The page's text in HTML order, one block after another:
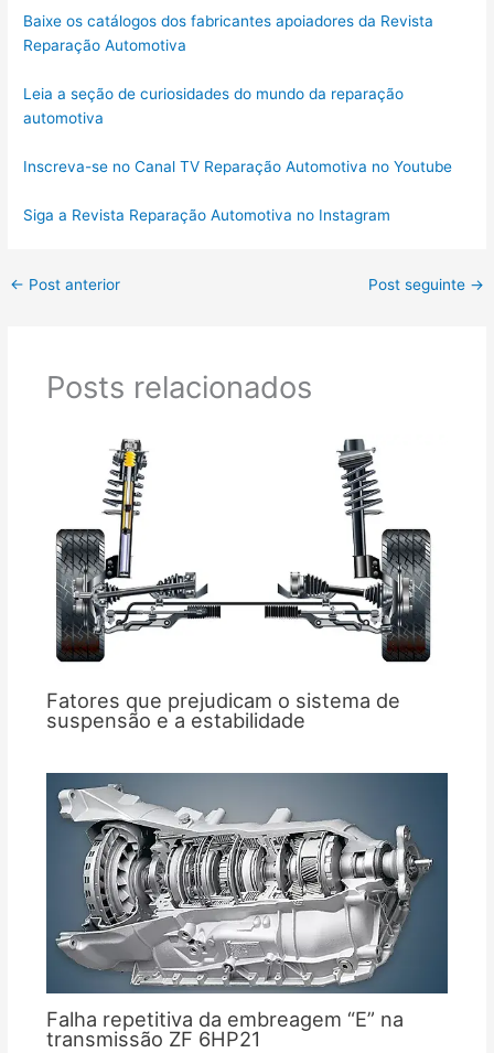
Baixe os catálogos dos fabricantes apoiadores da Revista
Reparação Automotiva
Leia a seção de curiosidades do mundo da reparação
automotiva
Inscreva-se no Canal TV Reparação Automotiva no Youtube
Siga a Revista Reparação Automotiva no Instagram
← Post anterior Post seguinte →
Posts relacionados
Fatores que prejudicam o sistema de
suspensão e a estabilidade
Falha repetitiva da embreagem “E” na
transmissão ZF 6HP21